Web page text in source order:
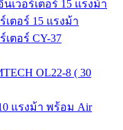
เวอร์เตอร์ 15 แรงม้า
ตอร์ 15 แรงม้า
ตอร์ CY-37
OL22-8 ( 30
แรงม้า พร้อม Air